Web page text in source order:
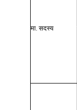
मा. सदस्य